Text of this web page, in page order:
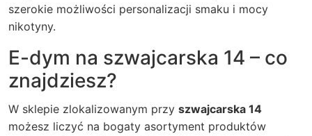
szerokie możliwości personalizacji smaku i mocy
nikotyny.
E-dym na szwajcarska 14 – co
znajdziesz?
W sklepie zlokalizowanym przy szwajcarska 14
możesz liczyć na bogaty asortyment produktów